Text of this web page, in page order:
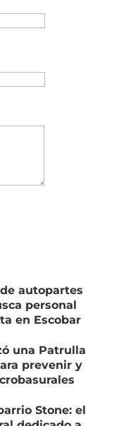
autopartes
personal
en Escobar
una Patrulla
prevenir y
Stone: el